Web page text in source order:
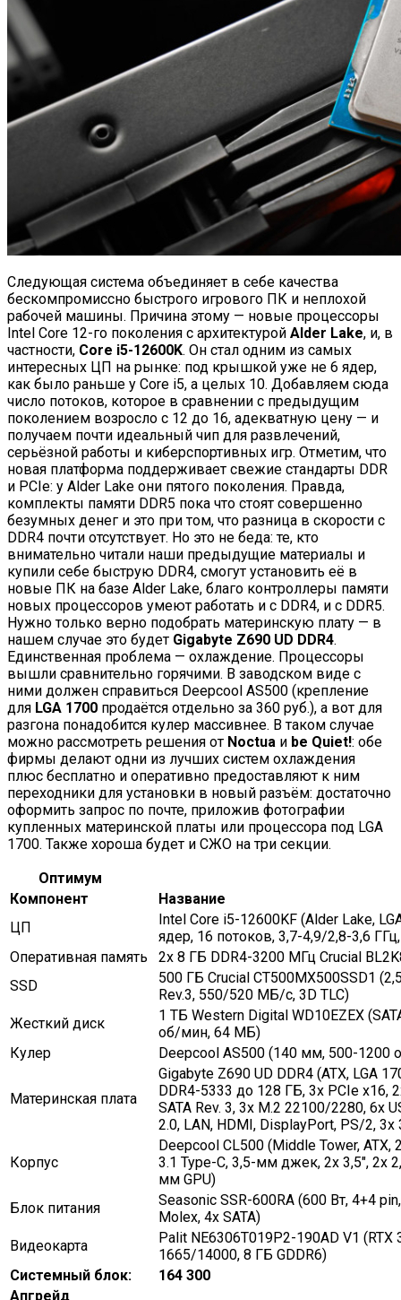
Следующая система объединяет в себе качества
бескомпромиссно быстрого игрового ПК и неплохой
рабочей машины. Причина этому — новые процессоры
Intel Core 12-го поколения с архитектурой Alder Lake, и, в
частности, Core i5-12600K. Он стал одним из самых
интересных ЦП на рынке: под крышкой уже не 6 ядер,
как было раньше у Core i5, а целых 10. Добавляем сюда
число потоков, которое в сравнении с предыдущим
поколением возросло с 12 до 16, адекватную цену — и
получаем почти идеальный чип для развлечений,
серьёзной работы и киберспортивных игр. Отметим, что
новая платформа поддерживает свежие стандарты DDR
и PCIe: у Alder Lake они пятого поколения. Правда,
комплекты памяти DDR5 пока что стоят совершенно
безумных денег и это при том, что разница в скорости с
DDR4 почти отсутствует. Но это не беда: те, кто
внимательно читали наши предыдущие материалы и
купили себе быструю DDR4, смогут установить её в
новые ПК на базе Alder Lake, благо контроллеры памяти
новых процессоров умеют работать и с DDR4, и с DDR5.
Нужно только верно подобрать материнскую плату — в
нашем случае это будет Gigabyte Z690 UD DDR4.
Единственная проблема — охлаждение. Процессоры
вышли сравнительно горячими. В заводском виде с
ними должен справиться Deepcool AS500 (крепление
для LGA 1700 продаётся отдельно за 360 руб.), а вот для
разгона понадобится кулер массивнее. В таком случае
можно рассмотреть решения от Noctua и be Quiet!: обе
фирмы делают одни из лучших систем охлаждения
плюс бесплатно и оперативно предоставляют к ним
переходники для установки в новый разъём: достаточно
оформить запрос по почте, приложив фотографии
купленных материнской платы или процессора под LGA
1700. Также хороша будет и СЖО на три секции.
Оптимум
Компонент
Название
ЦП
Intel Core i5-12600KF (Alder Lake,
ядер, 16 потоков, 3,7-4,9/2,8-3,6
Оперативная память
2x 8 ГБ DDR4-3200 МГц Crucial
SSD
500 ГБ Crucial CT500MX500SSD1
Rev.3, 550/520 МБ/с, 3D TLC)
Жесткий диск
1 ТБ Western Digital WD10EZEX
об/мин, 64 МБ)
Кулер
Deepcool AS500 (140 мм, 500-1200
Материнская плата
Gigabyte Z690 UD DDR4 (ATX, LGA
DDR4-5333 до 128 ГБ, 3x PCIe x16,
SATA Rev. 3, 3x M.2 22100/2280, 6x
2.0, LAN, HDMI, DisplayPort, PS/2,
Корпус
Deepcool CL500 (Middle Tower, ATX,
3.1 Type-C, 3,5-мм джек, 2x 3,5″, 2x
мм GPU)
Блок питания
Seasonic SSR-600RA (600 Вт, 4+4
Molex, 4x SATA)
Видеокарта
Palit NE6306T019P2-190AD V1 (RTX
1665/14000, 8 ГБ GDDR6)
Системный блок:
164 300
Апгрейд